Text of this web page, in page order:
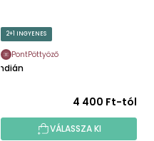
2+1 INGYENES
PontPöttyöző
Indián
4 400 Ft-tól
VÁLASSZA KI